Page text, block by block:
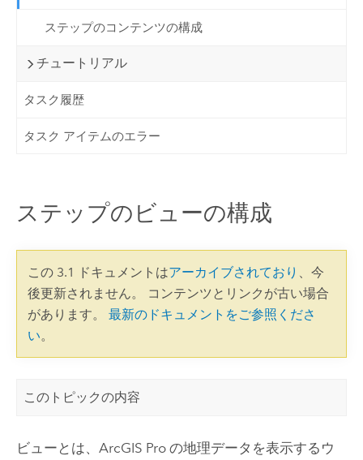
ステップのコンテンツの構成
チュートリアル
タスク履歴
タスク アイテムのエラー
ステップのビューの構成
この 3.1 ドキュメントはアーカイブされており
、今
後更新されません。 コンテンツとリンクが古い場合
があります。 最新のドキュメントをご参照くださ
い。
このトピックの内容
ビューとは、 ArcGIS Proの地理データを表示するウ